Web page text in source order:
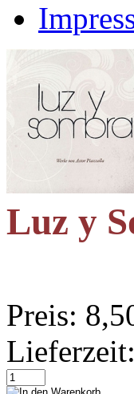
Luz y
Preis:
Lieferzeit: